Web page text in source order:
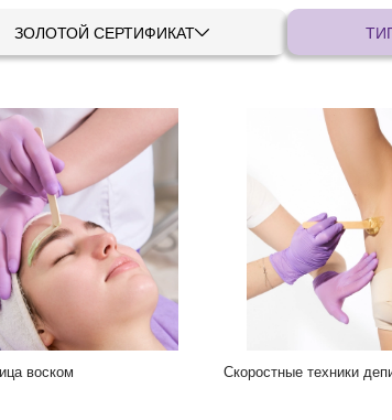
ЗОЛОТОЙ СЕРТИФИКАТ
воском Скоростные техники